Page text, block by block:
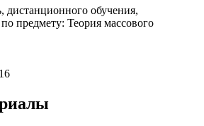
дистанционного обучения,
предмету: Теория массового